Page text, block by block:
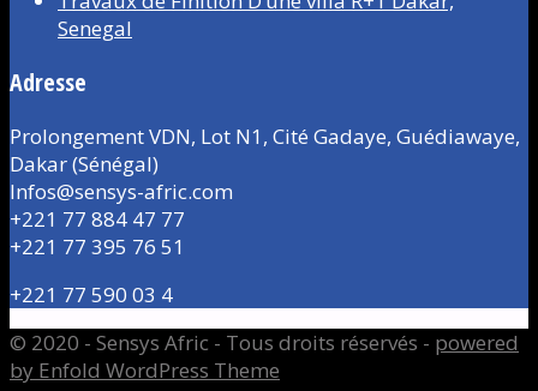
Senegal
Adresse
Prolongement VDN, Lot N1, Cité Gadaye, Guédiawaye,
Dakar (Sénégal)
Infos@sensys-afric.com
+221 77 884 47 77
+221 77 395 76 51
+221 77 590 03 4
© 2020 - Sensys Afric - Tous droits réservés - powered
by Enfold WordPress Theme